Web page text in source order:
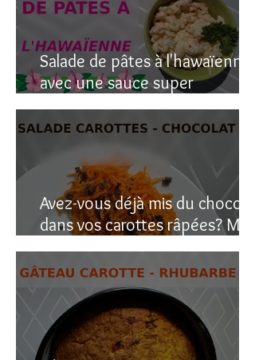
Salade de pâtes à l'hawaïenne
avec une sauce super
crémeuse
Avez-vous déjà mis du chocolat
dans vos carottes râpées? Moi
oui, et c’est étonnant